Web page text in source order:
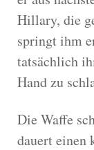
Hillary, die
springt ihm
tatsächlich
Hand zu
Die Waffe
dauert einen